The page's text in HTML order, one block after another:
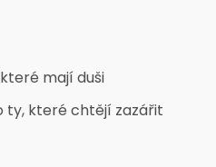
mají duši
ty, které chtějí zazářit